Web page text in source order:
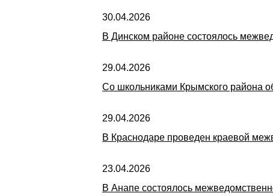
30.04.2026
В Динском районе состоялось
29.04.2026
Со школьниками Крымского района
29.04.2026
В Краснодаре проведен краевой
23.04.2026
В Анапе состоялось